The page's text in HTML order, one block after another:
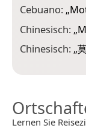
Cebuano: „
Chinesisch: „
Chinesisch: „
Lernen Sie